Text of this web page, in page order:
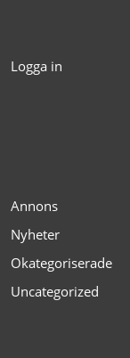
Logga in
Annons
Nyheter
Okategoriserade
Uncategorized